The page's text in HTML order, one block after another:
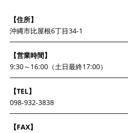
【住所】
沖縄市比屋根6丁目34-1
【営業時間】
9:30～16:00（土日最終17:00）
【TEL】
098-932-3838
【FAX】